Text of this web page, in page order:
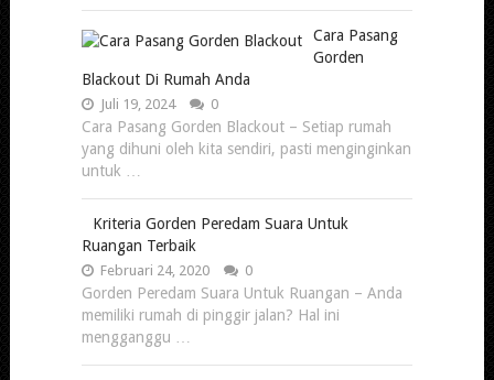
Cara Pasang
Gorden
Blackout Di Rumah Anda
Juli 19, 2024 0
Cara Pasang Gorden Blackout – Setiap rumah
yang dihuni oleh kita sendiri, pasti menginginkan
untuk …
Kriteria Gorden Peredam Suara Untuk
Ruangan Terbaik
Februari 24, 2020 0
Gorden Peredam Suara Untuk Ruangan – Anda
memiliki rumah di pinggir jalan? Hal ini
mengganggu …